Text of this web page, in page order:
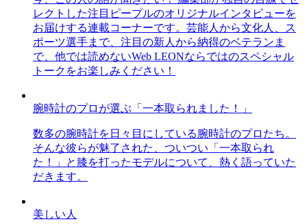
レクトした注目ピープルのオリジナルインタビューを
お届けする連載コーナーです。芸能人から文化人、ス
ポーツ選手まで、注目の新人から納得のベテランま
で、他では読めないWeb LEONならではのスペシャル
トークをお楽しみください！
腕時計のプロが選ぶ「一本取られました！」
数多の腕時計を日々目にしている腕時計のプロたち。
そんな彼らが魅了された、ついつい「一本取られ
た！」と膝を打ったモデルについて、熱く語っていた
だきます。
美しい人